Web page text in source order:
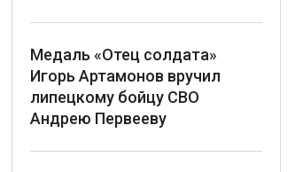
Медаль «Отец солдата»
Игорь Артамонов вручил
липецкому бойцу СВО
Андрею Первееву